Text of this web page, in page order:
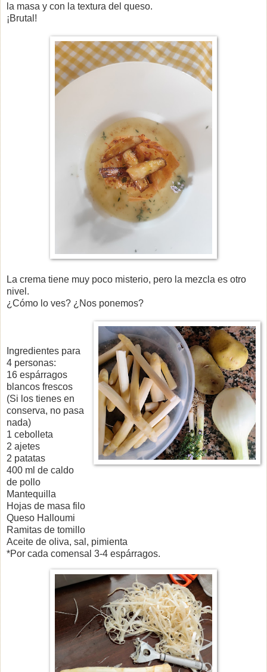
la masa y con la textura del queso.
¡Brutal!
La crema tiene muy poco misterio, pero la mezcla es otro
nivel.
¿Cómo lo ves? ¿Nos ponemos?
Ingredientes para
4 personas:
16 espárragos
blancos frescos
(Si los tienes en
conserva, no pasa
nada)
1 cebolleta
2 ajetes
2 patatas
400 ml de caldo
de pollo
Mantequilla
Hojas de masa filo
Queso Halloumi
Ramitas de tomillo
Aceite de oliva, sal, pimienta
*Por cada comensal 3-4 espárragos.